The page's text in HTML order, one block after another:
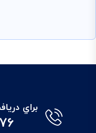
براي